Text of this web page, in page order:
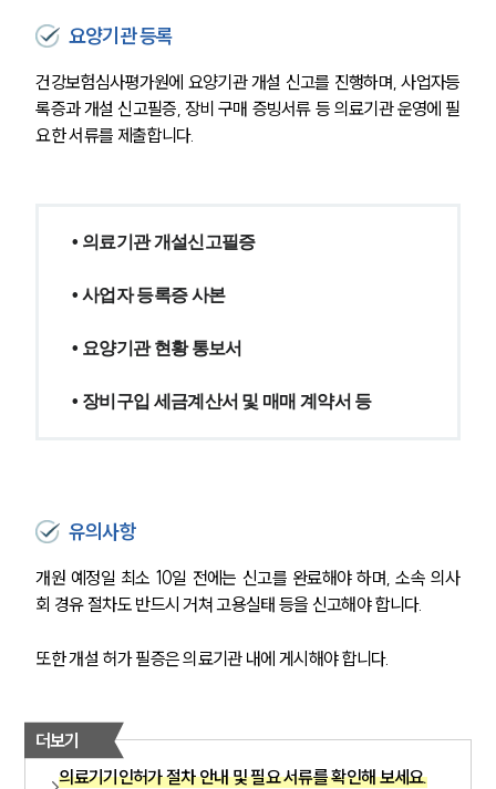
업무사례
법률지식인
고객후기
전체
소식/자료
공지사항
세미나
요양기관 등록
건강보험심사평가원에 요양기관 개설 신고를 진행하며, 사업자등
록증과 개설 신고필증, 장비 구매 증빙서류 등 의료기관 운영에 필
요한 서류를 제출합니다.
• 의료기관 개설신고필증
• 사업자 등록증 사본
• 요양기관 현황 통보서
• 장비구입 세금계산서 및 매매 계약서 등
유의사항
개원 예정일 최소 10일 전에는 신고를 완료해야 하며, 소속 의사
회 경유 절차도 반드시 거쳐 고용실태 등을 신고해야 합니다.
또한 개설 허가 필증은 의료기관 내에 게시해야 합니다.
더보기
의료기기인허가 절차 안내 및 필요 서류를 확인해 보세요.